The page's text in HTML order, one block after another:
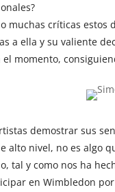
muchas críticas
a ella y su valiente
el momento,
demostrar sus
alto nivel, no es algo
tal y como nos ha
en Wimbledon